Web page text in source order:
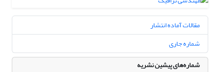
مقالات آماده انتشار
شماره جاری
شماره‌های پیشین نشریه